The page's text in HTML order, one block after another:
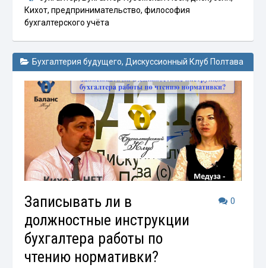
Кихот,предпринимательство,философия
бухгалтерского учёта
Бухгалтерия будущего, Дискуссионный Клуб Полтава
0
Записывать ли в
должностные инструкции
бухгалтера работы по
чтению нормативки?